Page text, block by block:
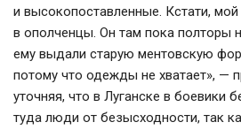
и высокопоставленные. Кстати,
в ополченцы. Он там пока полторы
ему выдали старую ментовскую
потому что одежды не хватает», —
уточняя, что в Луганске в боевики
туда люди от безысходности, так